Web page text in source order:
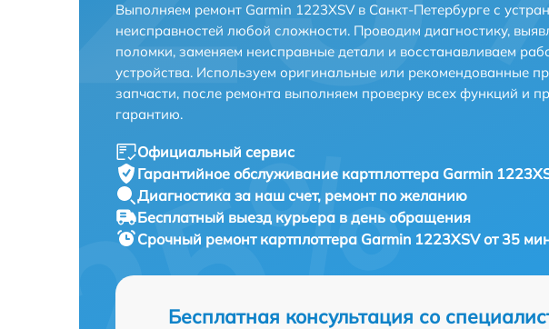
Выполняем ремонт Garmin 1223XSV в Санкт-Петербурге с
неисправностей любой сложности. Проводим диагностику,
поломки, заменяем неисправные детали и восстанавливаем
устройства. Используем оригинальные или рекомендованные
запчасти, после ремонта выполняем проверку всех функций и
гарантию.
Официальный сервис
Гарантийное обслуживание картплоттера Garmin
Диагностика за наш счет, ремонт по желанию
Бесплатный выезд курьера в день обращения
Срочный ремонт картплоттера Garmin 1223XSV от 35
Бесплатная консультация со